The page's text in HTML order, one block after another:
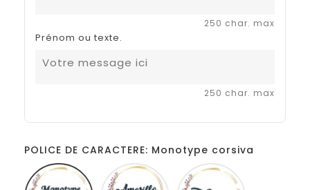
250 char. max
Prénom ou texte.
250 char. max
POLICE DE CARACTERE: Monotype corsiva
Monotype
corsiva
Amarillo